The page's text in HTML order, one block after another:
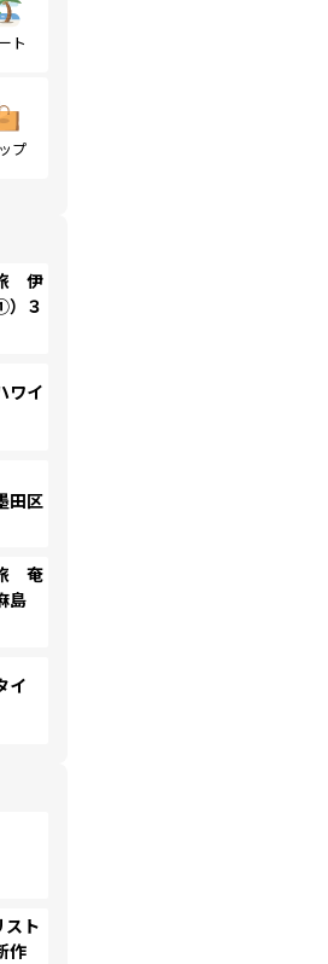
ト
プ
伊
３
ワイ
田区
奄
島
イ
ト
作